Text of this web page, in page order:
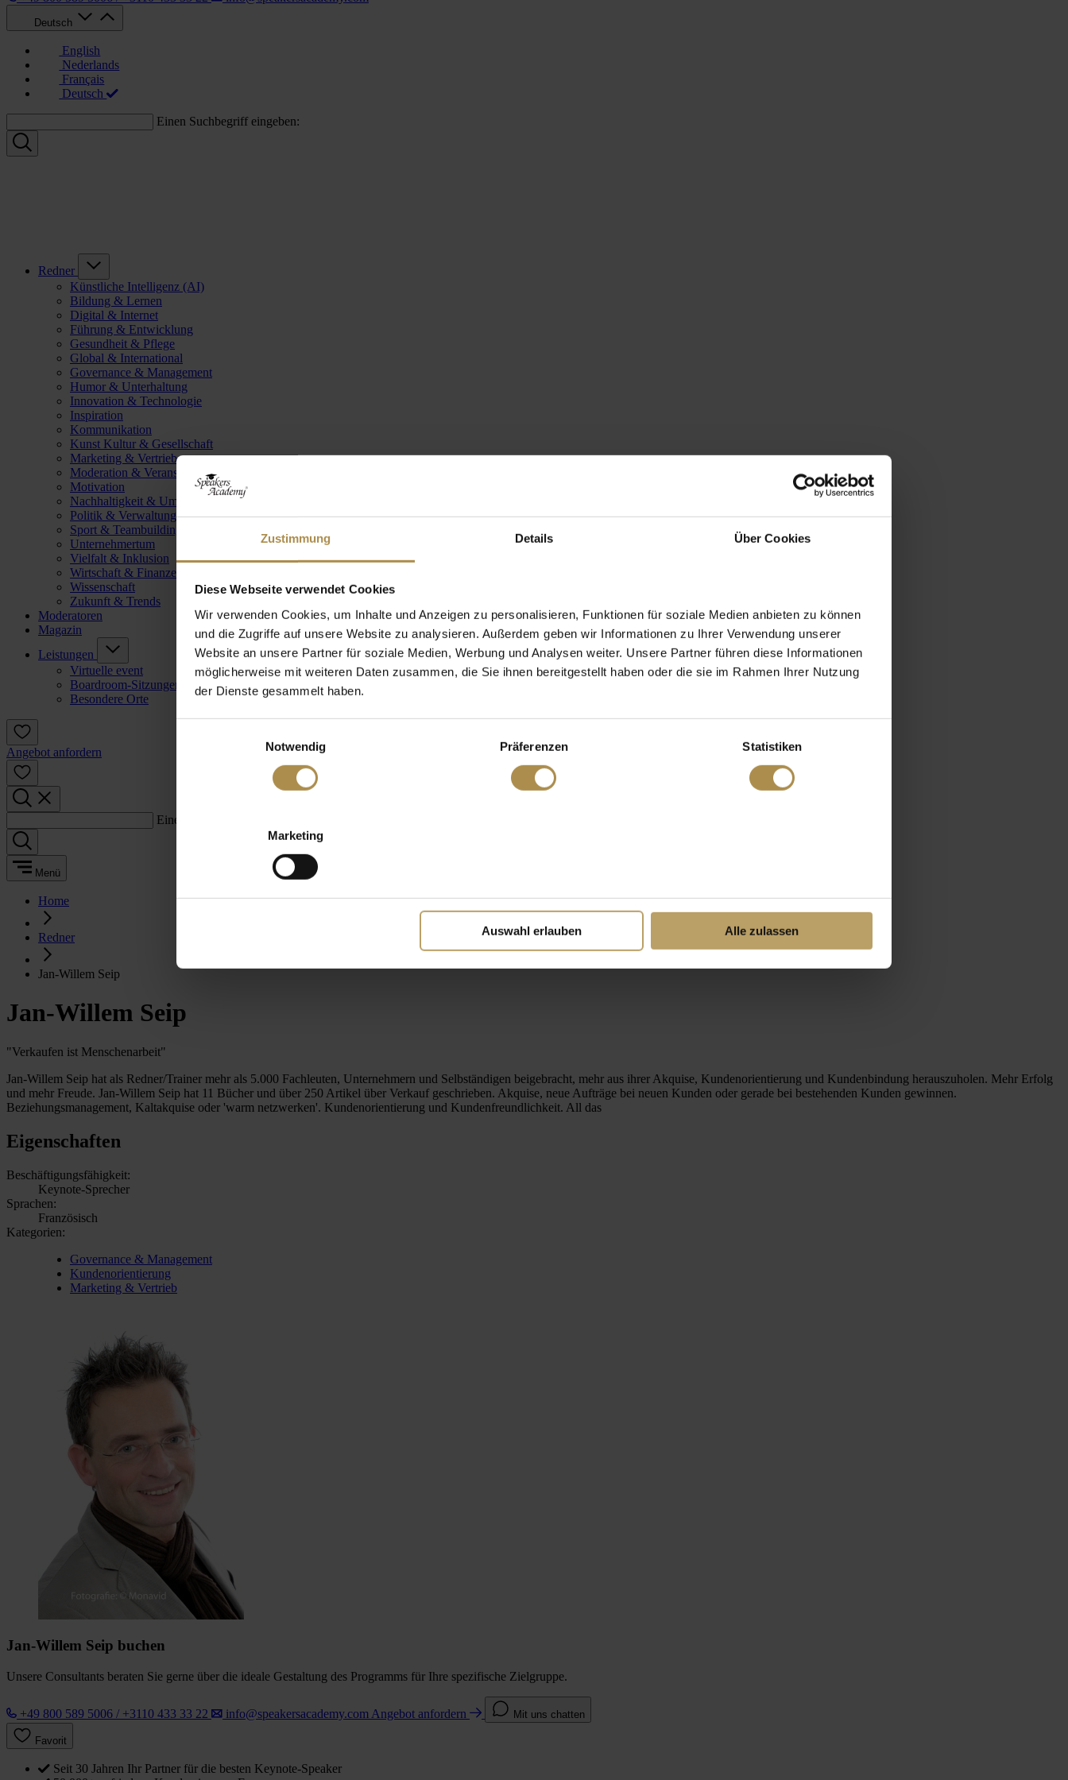
Zustimmung Details Über Cookies
Diese Webseite verwendet Cookies
Wir verwenden Cookies, um Inhalte und Anzeigen zu personalisieren, Funktionen für soziale Medien anbieten zu können
und die Zugriffe auf unsere Website zu analysieren. Außerdem geben wir Informationen zu Ihrer Verwendung unserer
Website an unsere Partner für soziale Medien, Werbung und Analysen weiter. Unsere Partner führen diese Informationen
möglicherweise mit weiteren Daten zusammen, die Sie ihnen bereitgestellt haben oder die sie im Rahmen Ihrer Nutzung
der Dienste gesammelt haben.
Notwendig
Präferenzen Statistiken
Marketing
Auswahl erlauben Alle zulassen
Deutsch
English
Nederlands
Français
Deutsch
Einen Suchbegriff eingeben:
Redner
Künstliche Intelligenz (AI)
Bildung & Lernen
Digital & Internet
Führung & Entwicklung
Gesundheit & Pflege
Global & International
Governance & Management
Humor & Unterhaltung
Innovation & Technologie
Inspiration
Kommunikation
Kunst Kultur & Gesellschaft
Marketing & Vertrieb
Moderation & Veranstaltungsleitung
Motivation
Nachhaltigkeit & Umwelt
Politik & Verwaltung
Sport & Teambuilding
Unternehmertum
Vielfalt & Inklusion
Wirtschaft & Finanzen
Wissenschaft
Zukunft & Trends
Moderatoren
Magazin
Leistungen
Virtuelle event
Boardroom-Sitzungen
Besondere Orte
Angebot anfordern
Einen Suchbegriff eingeben:
Menü
Home
Redner
Jan-Willem Seip
Jan-Willem Seip
"Verkaufen ist Menschenarbeit"
Jan-Willem Seip hat als Redner/Trainer mehr als 5.000 Fachleuten, Unternehmern und Selbständigen beigebracht, mehr aus ihrer Akquise, Kundenorientierung und Kundenbindung herauszuholen. Mehr Erfolg
und mehr Freude. Jan-Willem Seip hat 11 Bücher und über 250 Artikel über Verkauf geschrieben. Akquise, neue Aufträge bei neuen Kunden oder gerade bei bestehenden Kunden gewinnen.
Beziehungsmanagement, Kaltakquise oder 'warm netzwerken'. Kundenorientierung und Kundenfreundlichkeit. All das
Eigenschaften
Beschäftigungsfähigkeit:
Keynote-Sprecher
Sprachen:
Französisch
Kategorien:
Governance & Management
Kundenorientierung
Marketing & Vertrieb
Jan-Willem Seip buchen
Unsere Consultants beraten Sie gerne über die ideale Gestaltung des Programms für Ihre spezifische Zielgruppe.
+49 800 589 5006 / +3110 433 33 22 info@speakersacademy.com Angebot anfordern Mit uns chatten
Favorit
Seit 30 Jahren Ihr Partner für die besten Keynote-Speaker